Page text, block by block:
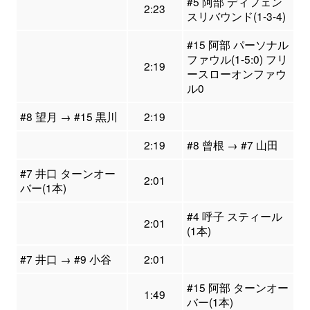
2:23
スリバウンド(1-3-4)
2:19
#15 阿部 パーソナル
ファウル(1-5:0) フリ
ースローオンファウ
ル0
#8 望月 → #15 黒川
2:19
2:19
#8 曾根 → #7 山田
#7 井口 ターンオー
バー(1本)
2:01
2:01
#4 呼子 スティール
(1本)
#7 井口 → #9 小谷
2:01
1:49
#15 阿部 ターンオー
バー(1本)